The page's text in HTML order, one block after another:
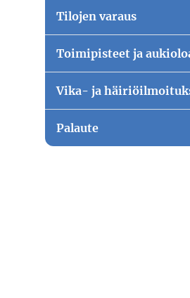
Tilojen varaus
Toimipisteet ja
Vika- ja
Palaute